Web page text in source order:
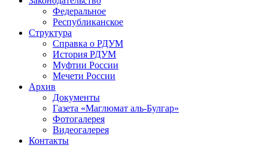
Федеральное
Республиканское
Структура
Справка о РДУМ
История РДУМ
Муфтии России
Мечети России
Архив
Документы
Газета «Маглюмат аль-Булгар»
Фотогалерея
Видеогалерея
Контакты